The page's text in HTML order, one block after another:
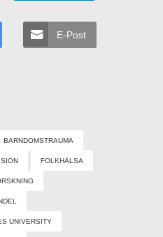
E-Post
BARNDOMSTRAUMA
FOLKHÄLSA
UNIVERSITY